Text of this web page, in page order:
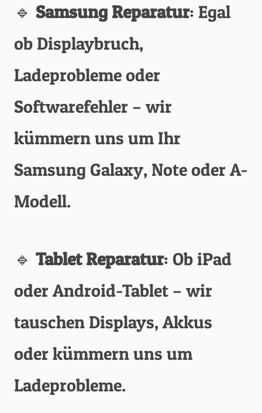
🔹 Samsung Reparatur: Egal
ob Displaybruch,
Ladeprobleme oder
Softwarefehler – wir
kümmern uns um Ihr
Samsung Galaxy, Note oder A-
Modell.
🔹 Tablet Reparatur: Ob iPad
oder Android-Tablet – wir
tauschen Displays, Akkus
oder kümmern uns um
Ladeprobleme.